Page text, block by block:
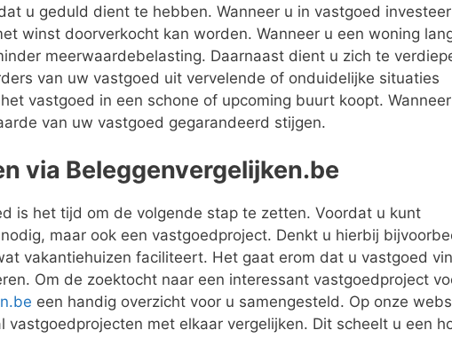
u geduld dient te hebben. Wanneer u in vastgoed
winst doorverkocht kan worden. Wanneer u een woning
meerwaardebelasting. Daarnaast dient u zich te
van uw vastgoed uit vervelende of onduidelijke situaties
vastgoed in een schone of upcoming buurt koopt.
van uw vastgoed gegarandeerd stijgen.
via Beleggenvergelijken.be
is het tijd om de volgende stap te zetten. Voordat u kunt
maar ook een vastgoedproject. Denkt u hierbij
vakantiehuizen faciliteert. Het gaat erom dat u vastgoed
Om de zoektocht naar een interessant vastgoedproject
een handig overzicht voor u samengesteld. Op onze
vastgoedprojecten met elkaar vergelijken. Dit scheelt u een